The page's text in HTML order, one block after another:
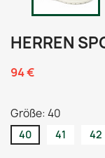
HERREN
94 €
Größe: 40
40 41 42